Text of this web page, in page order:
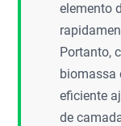
elemento
Portanto,
biomassa
eficiente
de